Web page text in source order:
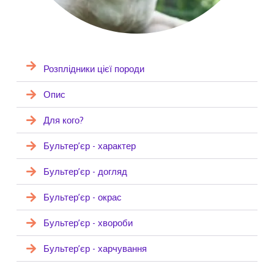
Розплідники цієї породи
Опис
Для кого?
Бультер’єр - характер
Бультер’єр - догляд
Бультер’єр - окрас
Бультер’єр - хвороби
Бультер’єр - харчування